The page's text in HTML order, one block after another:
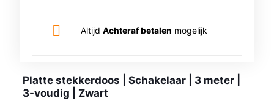
AltijdAchteraf betalen mogelijk
Platte stekkerdoos | Schakelaar | 3 meter |
3-voudig | Zwart